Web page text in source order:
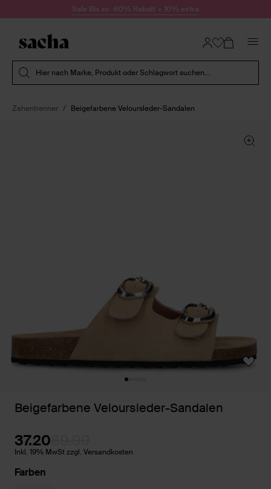
Zum Inhalt springenSale Bis zu -60% Rabatt + 10% extra
Hier nach Marke, Produkt oder Schlagwort suchen...
Zehentrenner Beigefarbene Veloursleder-Sandalen
Beigefarbene Veloursleder-Sandalen
37.20
Inkl. 19% MwSt zzgl. Versandkosten
Farben